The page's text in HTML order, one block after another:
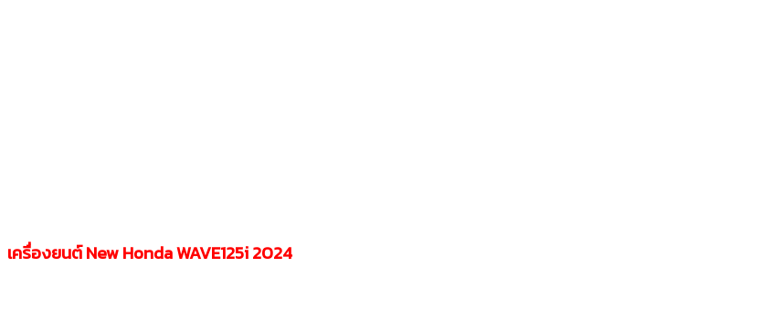
เครื่องยนต์ New Honda WAVE125i 2024